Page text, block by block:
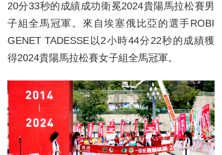
20分33秒的成績成功衛冕2024貴陽馬拉松賽男
子組全馬冠軍。來自埃塞俄比亞的選手ROBI
GENET TADESSE以2小時44分22秒的成績獲
得2024貴陽馬拉松賽女子組全馬冠軍。